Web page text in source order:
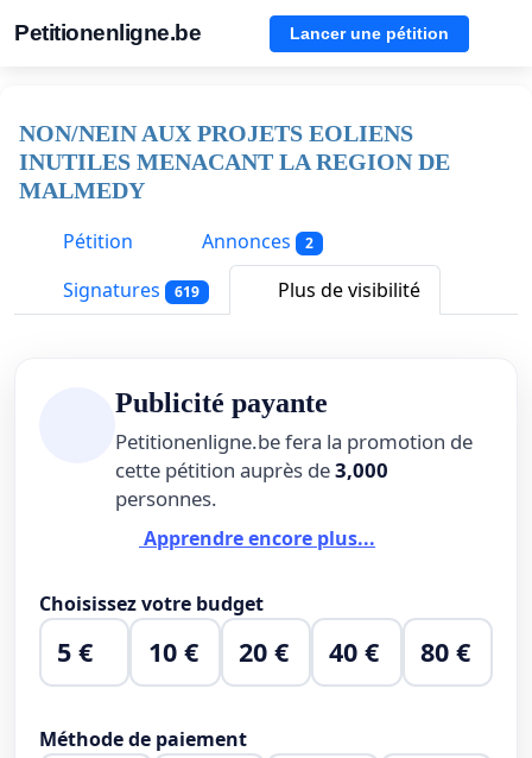
Petitionenligne.be Lancer une pétition
NON/NEIN AUX PROJETS EOLIENS
INUTILES MENACANT LA REGION DE
MALMEDY
Pétition
Annonces 2
Signatures 619 Plus de visibilité
Publicité payante
Petitionenligne.be fera la promotion de
cette pétition auprès de3,000
personnes.
Apprendre encore plus...
Choisissez votre budget
5 € 10 € 20 € 40 € 80 €
Méthode de paiement